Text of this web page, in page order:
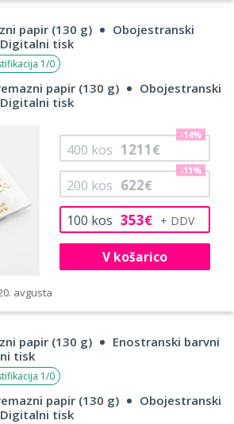
papir (130 g)
Obojestranski
Digitalni tisk
1/0
papir (130 g)
Obojestranski
Digitalni tisk
100 kos 353€
200 kos 622€
-11%
400 kos 1211€
-14%
V košarico
avgusta
papir (130 g)
Enostranski barvni
tisk
1/0
papir (130 g)
Obojestranski
Digitalni tisk